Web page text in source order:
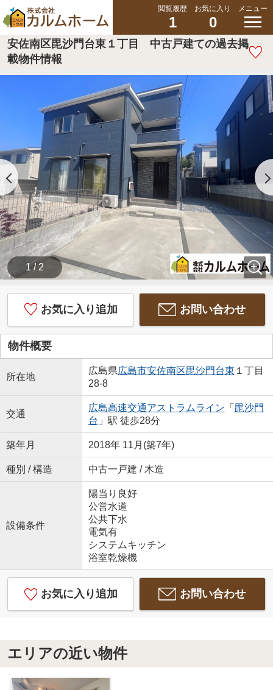
閲覧履歴
1
お気に入り
0
メニュー
安佐南区毘沙門台東１丁目 中古戸建ての過去掲
載物件情報
1 / 2
お気に入り追加 お問い合わせ
物件概要
所在地
広島県広島市安佐南区毘沙門台東 １丁目
28-8
交通
広島高速交通アストラムライン 「 毘沙門
台 」駅 徒歩28分
築年月 2018年 11月(築7年)
種別 / 構造 中古一戸建 / 木造
設備条件
陽当り良好
公営水道
公共下水
電気有
システムキッチン
浴室乾燥機
お気に入り追加 お問い合わせ
エリアの近い物件